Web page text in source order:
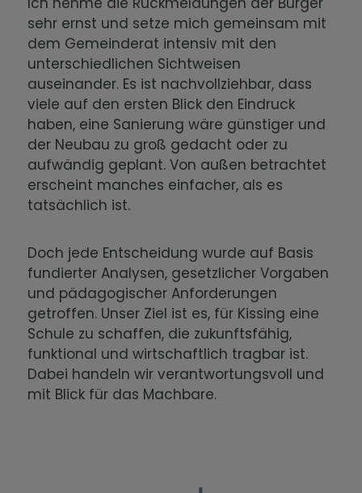
sehr ernst und setze mich gemeinsam mit
dem Gemeinderat intensiv mit den
unterschiedlichen Sichtweisen
auseinander. Es ist nachvollziehbar, dass
viele auf den ersten Blick den Eindruck
haben, eine Sanierung wäre günstiger und
der Neubau zu groß gedacht oder zu
aufwändig geplant. Von außen betrachtet
erscheint manches einfacher, als es
tatsächlich ist.
Doch jede Entscheidung wurde auf Basis
fundierter Analysen, gesetzlicher Vorgaben
und pädagogischer Anforderungen
getroffen. Unser Ziel ist es, für Kissing eine
Schule zu schaffen, die zukunftsfähig,
funktional und wirtschaftlich tragbar ist.
Dabei handeln wir verantwortungsvoll und
mit Blick für das Machbare.